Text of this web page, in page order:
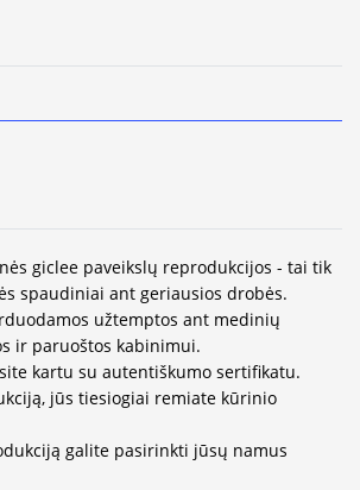
giclee paveikslų reprodukcijos - tai tik
spaudiniai ant geriausios drobės.
užtemptos ant medinių
ir paruoštos kabinimui.
kartu su autentiškumo sertifikatu.
jūs tiesiogiai remiate kūrinio
galite pasirinkti jūsų namus